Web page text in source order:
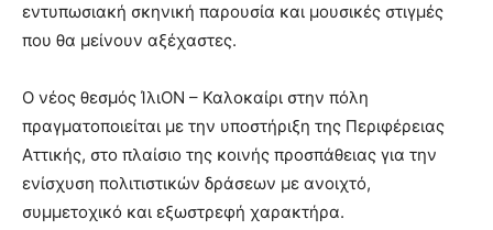
εντυπωσιακή σκηνική παρουσία και μουσικές στιγμές
που θα μείνουν αξέχαστες.
Ο νέος θεσμός ΊλιΟΝ – Καλοκαίρι στην πόλη
πραγματοποιείται με την υποστήριξη της Περιφέρειας
Αττικής, στο πλαίσιο της κοινής προσπάθειας για την
ενίσχυση πολιτιστικών δράσεων με ανοιχτό,
συμμετοχικό και εξωστρεφή χαρακτήρα.